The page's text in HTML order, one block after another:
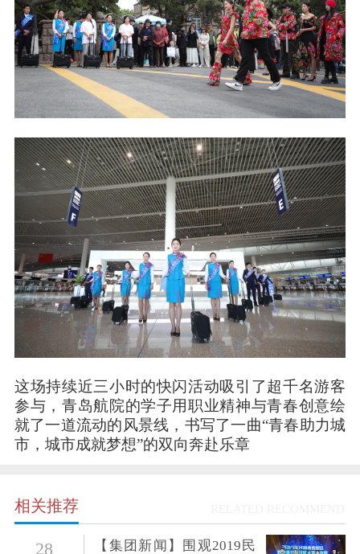
这场持续近三小时的快闪活动吸引了超千名游客
参与，青岛航院的学子用职业精神与青春创意绘
就了一道流动的风景线，书写了一曲“青春助力城
市，城市成就梦想”的双向奔赴乐章
相关推荐
28 【集团新闻】围观2019民